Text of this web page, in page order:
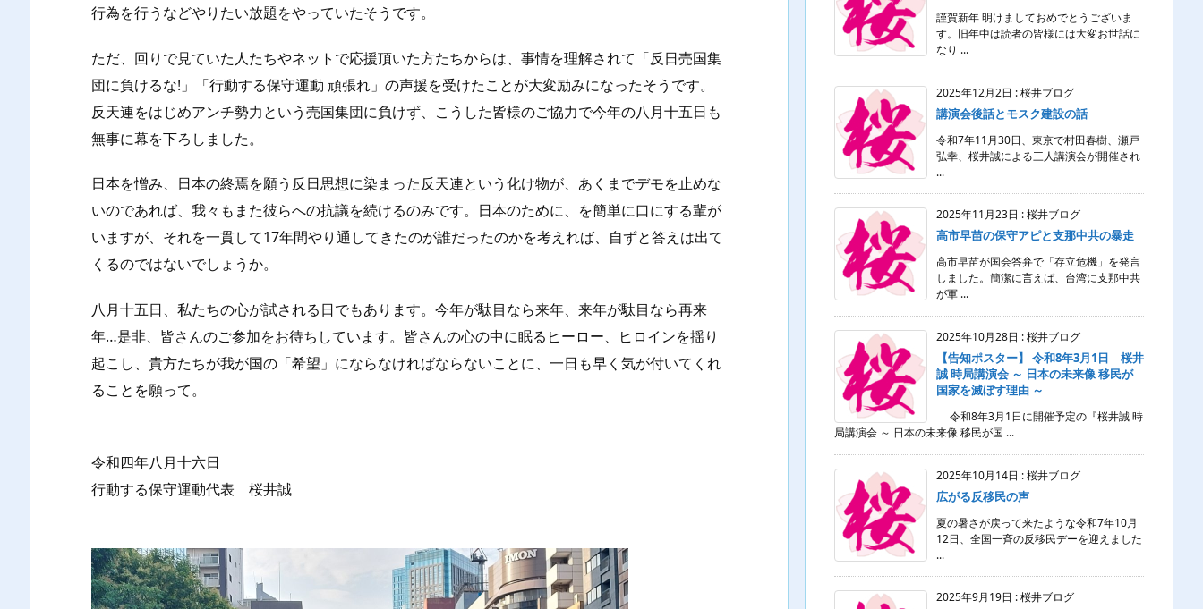
行為を行うなどやりたい放題をやっていたそうです。
ただ、回りで見ていた人たちやネットで応援頂いた方たちからは、事情を理解されて「反日売国集
団に負けるな!」「行動する保守運動 頑張れ」の声援を受けたことが大変励みになったそうです。
反天連をはじめアンチ勢力という売国集団に負けず、こうした皆様のご協力で今年の八月十五日も
無事に幕を下ろしました。
日本を憎み、日本の終焉を願う反日思想に染まった反天連という化け物が、あくまでデモを止めな
いのであれば、我々もまた彼らへの抗議を続けるのみです。日本のために、を簡単に口にする輩が
いますが、それを一貫して17年間やり通してきたのが誰だったのかを考えれば、自ずと答えは出て
くるのではないでしょうか。
八月十五日、私たちの心が試される日でもあります。今年が駄目なら来年、来年が駄目なら再来
年…是非、皆さんのご参加をお待ちしています。皆さんの心の中に眠るヒーロー、ヒロインを揺り
起こし、貴方たちが我が国の「希望」にならなければならないことに、一日も早く気が付いてくれ
ることを願って。
令和四年八月十六日
行動する保守運動代表 桜井誠
謹賀新年 明けましておめでとうございま
す。旧年中は読者の皆様には大変お世話に
なり ...
2025年12月2日 :桜井ブログ
講演会後話とモスク建設の話
令和7年11月30日、東京で村田春樹、瀬戸
弘幸、桜井誠による三人講演会が開催され
...
2025年11月23日 :桜井ブログ
高市早苗の保守アピと支那中共の暴走
高市早苗が国会答弁で「存立危機」を発言
しました。簡潔に言えば、台湾に支那中共
が軍 ...
2025年10月28日 :桜井ブログ
【告知ポスター】 令和8年3月1日 桜井
誠 時局講演会 ～ 日本の未来像 移民が
国家を滅ぼす理由 ～
令和8年3月1日に開催予定の『桜井誠 時
局講演会 ～ 日本の未来像 移民が国 ...
2025年10月14日 :桜井ブログ
広がる反移民の声
夏の暑さが戻って来たような令和7年10月
12日、全国一斉の反移民デーを迎えました
...
2025年9月19日 :桜井ブログ